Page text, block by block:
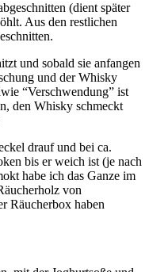
(dient später
Aus den restlichen
und sobald sie anfangen
und der Whisky
“Verschwendung” ist
den Whisky schmeckt
drauf und bei ca.
bis er weich ist (je nach
habe ich das Ganze im
von
Räucherbox haben